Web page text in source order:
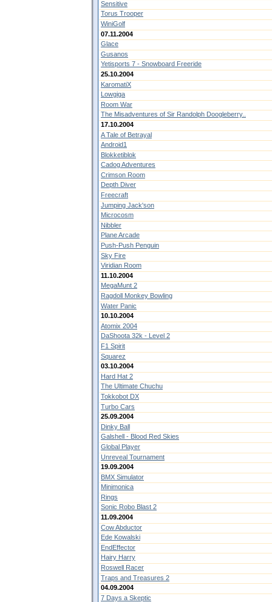
Sensitive
Torus Trooper
WiniGolf
07.11.2004
Glace
Gusanos
Yetisports 7 - Snowboard Freeride
25.10.2004
KaromatiX
Lowgiga
Room War
The Misadventures of Sir Randolph Doogleberry..
17.10.2004
A Tale of Betrayal
Android1
Blokketiblok
Cadog Adventures
Crimson Room
Depth Diver
Freecraft
Jumping Jack'son
Microcosm
Nibbler
Plane Arcade
Push-Push Penguin
Sky Fire
Viridian Room
11.10.2004
MegaMunt 2
Ragdoll Monkey Bowling
Water Panic
10.10.2004
Atomix 2004
DaShoota 32k - Level 2
F1 Spirit
Squarez
03.10.2004
Hard Hat 2
The Ultimate Chuchu
Tokkobot DX
Turbo Cars
25.09.2004
Dinky Ball
Galshell - Blood Red Skies
Global Player
Unreveal Tournament
19.09.2004
BMX Simulator
Minimonica
Rings
Sonic Robo Blast 2
11.09.2004
Cow Abductor
Ede Kowalski
EndEffector
Hairy Harry
Roswell Racer
Traps and Treasures 2
04.09.2004
7 Days a Skeptic